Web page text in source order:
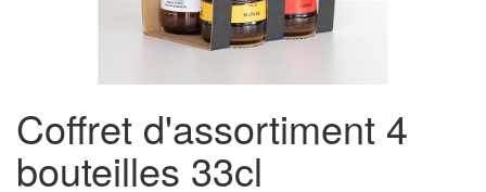
Coffret d'assortiment 4
bouteilles 33cl